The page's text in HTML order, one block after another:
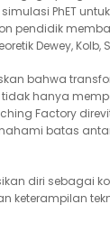
PhET
pendidik
Dewey,
bahwa
tidak hanya
Factory
batas
diri sebagai
keterampilan